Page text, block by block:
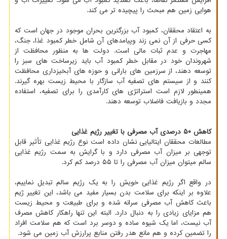
هوایی زمین هم مبحث را پیچیده تر می کند.
به اعتقاد محققان، کمبود آب بزرگترین بحران موجود در جهان است که
کسی حرفی از آن نمی زند وپیامدهای آن شامل خطر کمبود غذا، جنگ،
مهاجرت و عدم ثبات مالی است. دولت ها به منظور محافظت از
شهروندان خود در مقابل خطر کمبود آب باید زیرساخت های سبز را
توسعه دهند، از سرزمین های بارانی و حوزه های آبخیزداری محافظت
کنند و از سیستم های تصفیه آب سازگار با محیط زیست بهره گیرند.
همینطور لازم است استراتژی های کارآمدی را برای تصفیه، استفاده
مجدد و بازیافت فاضلاب توسعه دهند.
کاهش ۵۰ درصدی آب مصرفی با تغییر رژیم غذایی
مطالعات محققان ایتالیایی نشان داده است نوع رژیم غذایی تأثیر قابل
توجهی بر میزان آب مصرفی دارد و با گرایش به سمت رژیم غذایی
سالم میتوان میزان آب مصرفی را تا ۵۵ درصد کم کرد.
در واقع اگر رژیم غذایی خویش را به یک رژیم سالم تبدیل نماییم،
علاوه بر اینکه برای سلامت بدن بسیار مفید می باشد، این تغییر ژیم
باعث کاهش آب مصرفی سرانه شده و برای طبیعت و محیط زیست
هم مزایای زیادی را به دنبال دارد. البته این تنها راهکار کاهش مصرف
آب نیست، اما یک شیوه ساده و دوسر برد است که هم سلامت افراد
را تضمین کرده و هم مانع هدر رفتن منابع پرارزش آب زمین می شود.